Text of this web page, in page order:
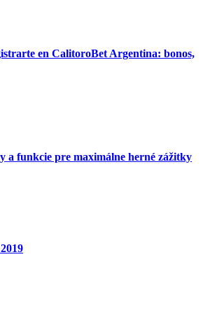
en CalitoroBet Argentina: bonos,
a funkcie pre maximálne herné zážitky